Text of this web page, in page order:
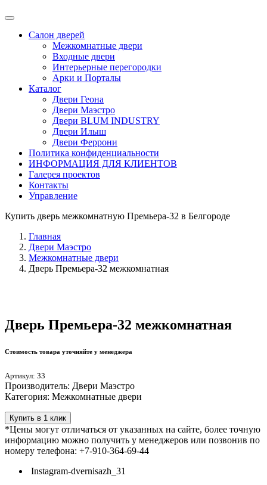
Салон дверей
Межкомнатные двери
Входные двери
Интерьерные перегородки
Арки и Порталы
Каталог
Двери Геона
Двери Маэстро
Двери BLUM INDUSTRY
Двери Илыш
Двери Феррони
Политика конфиденциальности
ИНФОРМАЦИЯ ДЛЯ КЛИЕНТОВ
Галерея проектов
Контакты
Управление
Купить дверь межкомнатную Премьера-32 в Белгороде
Главная
Двери Маэстро
Межкомнатные двери
Дверь Премьера-32 межкомнатная
Дверь Премьера-32 межкомнатная
Стоимость товара уточняйте у менеджера
Артикул: 33
Производитель: Двери Маэстро
Категория: Межкомнатные двери
Купить в 1 клик
*Цены могут отличаться от указанных на сайте, более точную
информацию можно получить у менеджеров или позвонив по
номеру телефона: +7-910-364-69-44
Instagram-dvernisazh_31